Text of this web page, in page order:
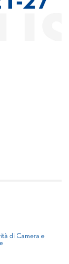
di Camera e